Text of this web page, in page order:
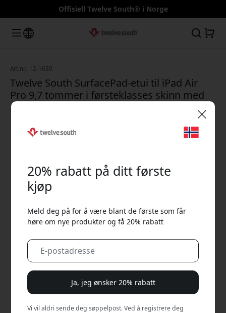
Offisiell Twelve South® i Norge
Art.nr.: 12-1630
Twelve South SurfacePad-etui til iPad Air
Pro 9,7 tommer i førsteklasses skinn med
automatisk dvale-/våknefunksjon - Svart
20% rabatt på ditt første
kjøp
Meld deg på for å være blant de første som får
høre om nye produkter og få 20% rabatt
Ja, jeg ønsker 20% rabatt
Vi vil aldri sende deg søppelpost. Ved å registrere deg
🎉 Din rabattkode:
Bruk denne koden i kassen for å få 20% rabatt.